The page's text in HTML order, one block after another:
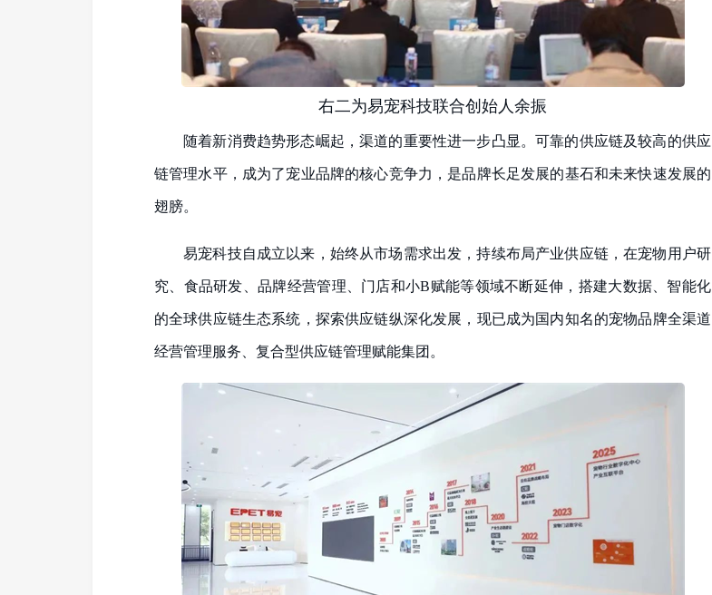
右二为易宠科技联合创始人余振
随着新消费趋势形态崛起，渠道的重要性进一步凸显。可靠的供应链及较高的供应
链管理水平，成为了宠业品牌的核心竞争力，是品牌长足发展的基石和未来快速发展的
翅膀。
易宠科技自成立以来，始终从市场需求出发，持续布局产业供应链，在宠物用户研
究、食品研发、品牌经营管理、门店和小B赋能等领域不断延伸，搭建大数据、智能化
的全球供应链生态系统，探索供应链纵深化发展，现已成为国内知名的宠物品牌全渠道
经营管理服务、复合型供应链管理赋能集团。